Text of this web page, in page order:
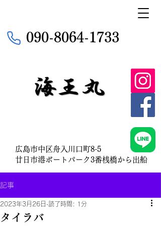
090-8064-1733
広島市中区舟入川口町8-5
​廿日市港ボートパーク3番桟橋から出船
記事
タイラバ
2023年3月26日 読了時間: 1分